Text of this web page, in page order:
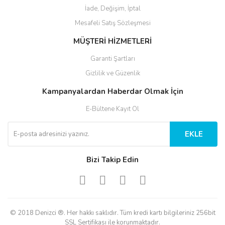
İade, Değişim, İptal
Mesafeli Satış Sözleşmesi
MÜŞTERİ HİZMETLERİ
Garanti Şartları
Gizlilik ve Güzenlik
Kampanyalardan Haberdar Olmak İçin
E-Bültene Kayıt Ol
EKLE
Bizi Takip Edin
© 2018 Denizci ®. Her hakkı saklıdır. Tüm kredi kartı bilgileriniz 256bit
SSL Sertifikası ile korunmaktadır.